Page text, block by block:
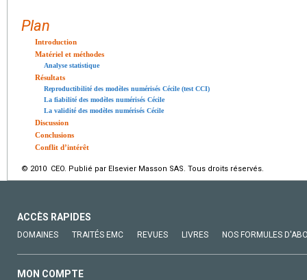
Plan
Introduction
Matériel et méthodes
Analyse statistique
Résultats
Reproductibilité des modèles numérisés Cécile (test CCI)
La fiabilité des modèles numérisés Cécile
La validité des modèles numérisés Cécile
Discussion
Conclusions
Conflit d’intérêt
© 2010 CEO. Publié par Elsevier Masson SAS. Tous droits réservés.
ACCÈS RAPIDES
DOMAINES TRAITÉS EMC REVUES LIVRES NOS FORMULES
MON COMPTE